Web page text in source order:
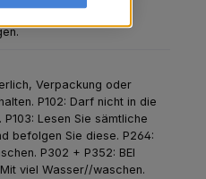
Verpackung oder
P102: Darf nicht in die
P103: Lesen Sie sämtliche
befolgen Sie diese. P264:
P302 + P352: BEI
Mit viel Wasser//waschen.